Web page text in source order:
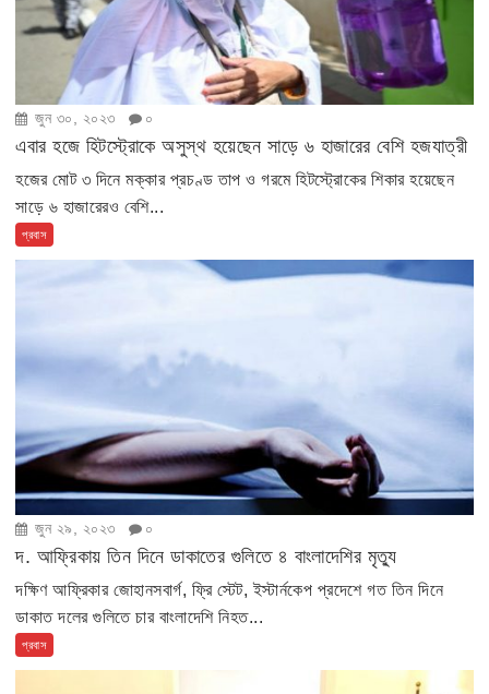
জুন ৩০, ২০২৩ ০
এবার হজে হিটস্ট্রোকে অসুস্থ হয়েছেন সাড়ে ৬ হাজারের বেশি হজযাত্রী
হজের মোট ৩ দিনে মক্কার প্রচণ্ড তাপ ও গরমে হিটস্ট্রোকের শিকার হয়েছেন
সাড়ে ৬ হাজারেরও বেশি...
প্রবাস
জুন ২৯, ২০২৩ ০
দ. আফ্রিকায় তিন দিনে ডাকাতের গুলিতে ৪ বাংলাদেশির মৃত্যু
দক্ষিণ আফ্রিকার জোহানসবার্গ, ফ্রি স্টেট, ইস্টার্নকেপ প্রদেশে গত তিন দিনে
ডাকাত দলের গুলিতে চার বাংলাদেশি নিহত...
প্রবাস